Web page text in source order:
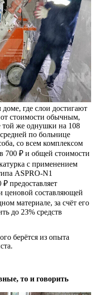
где слои достигают
стоимости обычным,
же однушки на 108
по больнице
со всем комплексом
700 ₽ и общей стоимости
с применением
ASPRO-N1
предоставляет
ценовой составляющей
материале, за счёт его
до 23% средств
берётся из опыта
то и говорить